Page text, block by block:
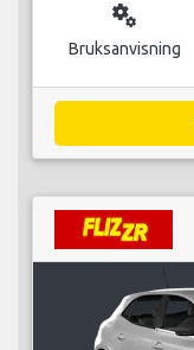
miscellaneous_services
Bruksanvisning